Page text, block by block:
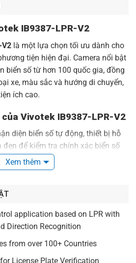
IB9387-LPR-V2
V2 là một lựa chọn tối ưu dành cho
tiện hiện đại. Camera nổi bật
biển số từ hơn 100 quốc gia, đồng
xe, màu sắc và hướng di chuyển,
ích cao.
của Vivotek IB9387-LPR-V2
diện biển số tự động, thiết bị hỗ
để kiểm tra chính xác biển số
thống bãi đỗ xe, trạm thu phí và
hiệu quả hơn. Sản phẩm còn
phần mềm
lý.
sắc nét với công nghệ
1/2.8”và độ phân giải tối đa
ảnh rõ nét trong nhiều điều
Xem thêm
application based on LPR with
Direction Recognition
from over 100+ Countries
License Plate Verification